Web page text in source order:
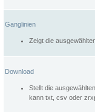
Ganglinien
Zeigt die
Download
Stellt die
kann txt, csv oder